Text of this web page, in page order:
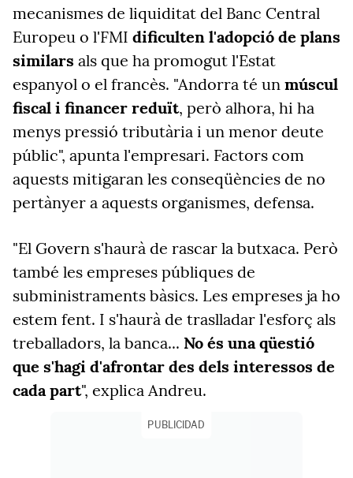
mecanismes de liquiditat del Banc Central
Europeu o l'FMI dificulten l'adopció de plans
similars als que ha promogut l'Estat
espanyol o el francès. "Andorra té un múscul
fiscal i financer reduït, però alhora, hi ha
menys pressió tributària i un menor deute
públic", apunta l'empresari. Factors com
aquests mitigaran les conseqüències de no
pertànyer a aquests organismes, defensa.
"El Govern s'haurà de rascar la butxaca. Però
també les empreses públiques de
subministraments bàsics. Les empreses ja ho
estem fent. I s'haurà de traslladar l'esforç als
treballadors, la banca... No és una qüestió
que s'hagi d'afrontar des dels interessos de
cada part", explica Andreu.
PUBLICIDAD